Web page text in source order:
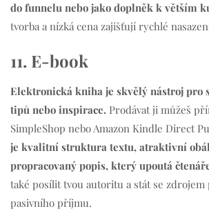
do funnelu nebo jako doplněk k větším
tvorba a nízká cena zajišťují rychlé
11. E-book
Elektronická kniha je skvělý nástroj pro
tipů nebo inspirace. Prodávat ji můžeš
SimpleShop nebo Amazon Kindle Direct
je kvalitní struktura textu, atraktivní
propracovaný popis, který upoutá
také posílit tvou autoritu a stát se
pasivního příjmu.